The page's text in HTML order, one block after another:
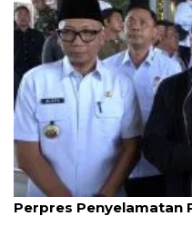
Kemarin, angkutan
Perpres Penyelamatan